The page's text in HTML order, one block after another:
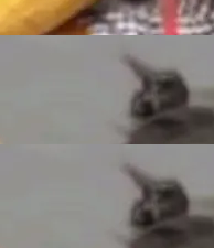
一套合
带通共
，改变
能力的
医学影
定性。我
协议与
所有主